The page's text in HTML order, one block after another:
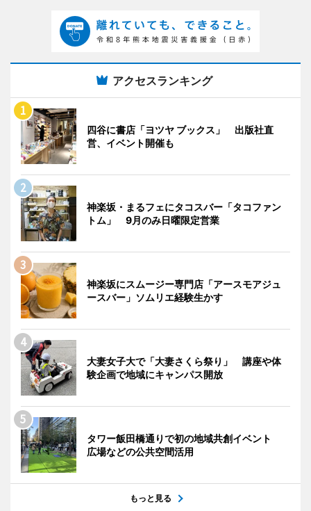
アクセスランキング
四谷に書店「ヨツヤ ブックス」 出版社直
営、イベント開催も
神楽坂・まるフェにタコスバー「タコファン
トム」 9月のみ日曜限定営業
神楽坂にスムージー専門店「アースモアジュ
ースバー」ソムリエ経験生かす
大妻女子大で「大妻さくら祭り」 講座や体
験企画で地域にキャンパス開放
タワー飯田橋通りで初の地域共創イベント
広場などの公共空間活用
もっと見る